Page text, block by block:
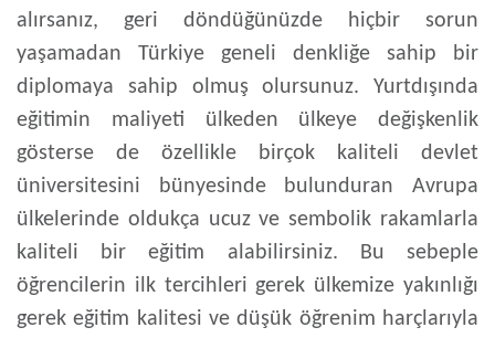
alırsanız, geri döndüğünüzde hiçbir sorun
yaşamadan Türkiye geneli denkliğe sahip bir
diplomaya sahip olmuş olursunuz. Yurtdışında
eğitimin maliyeti ülkeden ülkeye değişkenlik
gösterse de özellikle birçok kaliteli devlet
üniversitesini bünyesinde bulunduran Avrupa
ülkelerinde oldukça ucuz ve sembolik rakamlarla
kaliteli bir eğitim alabilirsiniz. Bu sebeple
öğrencilerin ilk tercihleri gerek ülkemize yakınlığı
gerek eğitim kalitesi ve düşük öğrenim harçlarıyla